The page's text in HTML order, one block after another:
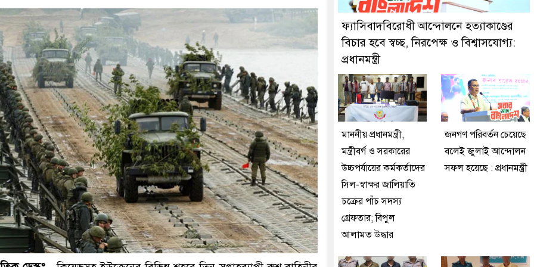
ডাকাতির প্রস্তুতিকালে দুইজনকে গ্রেফতার করেছে মিরপুর মডেল থানা পুলিশ
ফ্যাসিবাদবিরোধী আন্দোলনে হত্যাকাণ্ডের
বিচার হবে স্বচ্ছ, নিরপেক্ষ ও বিশ্বাসযোগ্য:
প্রধানমন্ত্রী
মাননীয় প্রধানমন্ত্রী,
মন্ত্রীবর্গ ও সরকারের
উচ্চপর্যায়ের কর্মকর্তাদের
সিল-স্বাক্ষর জালিয়াতি
চক্রের পাঁচ সদস্য
গ্রেফতার; বিপুল
আলামত উদ্ধার
জনগণ পরিবর্তন চেয়েছে
বলেই জুলাই আন্দোলন
সফল হয়েছে : প্রধানমন্ত্রী